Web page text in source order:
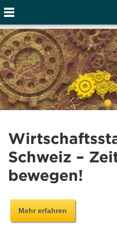
Schweiz –
bewegen!
Mehr erfahren